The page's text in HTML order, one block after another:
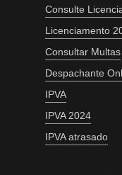
Consulte
Licenciamento
Consultar Multas
Despachante
IPVA
IPVA 2024
IPVA atrasado